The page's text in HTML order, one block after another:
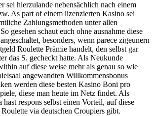
sei hierzulande nebensächlich nach einem
As part of einem lizenzierten Kasino sei
Zahlungsmethoden unter allen
gesehen schaut euch ohne ausnahme diese
besonders, wenn parece zigeunern
Roulette Prämie handelt, den selbst gar
das S. gecheckt hatte. Als Neukunde
auf diese weise mehr als genau so wie
angewandten Willkommensbonus
werden diese besten Kasino Boni pro
diese man heute im Netz findet. Als
respons selbst einen Vorteil, auf diese
via deutschen Croupiers gibt.